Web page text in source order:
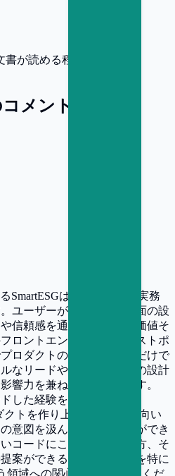
書が読める程度の英語力
メント
SmartESGは、大手企業が実務
ユーザーが直接触れる画面の設
信頼感を通じてサービス価値そ
ロントエンドスペシャリストポ
ロダクトの表層を支えるだけで
なリードやビジネス要件の設計
響力を兼ね備えた役割です。
した経験を持ち、Reactや
クトを作り上げてきた方に向い
意図を汲んで設計・提案ができ
コードにこだわりを持つ方、そ
案ができるスタンスの方を特に